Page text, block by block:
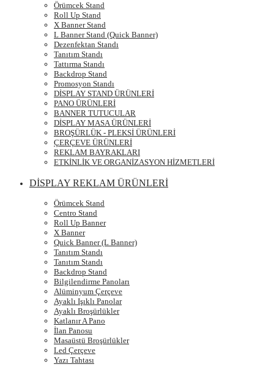
Örümcek Stand
Roll Up Stand
X Banner Stand
L Banner Stand (Quick Banner)
Dezenfektan Standı
Tanıtım Standı
Tattırma Standı
Backdrop Stand
Promosyon Standı
DİSPLAY STAND ÜRÜNLERİ
PANO ÜRÜNLERİ
BANNER TUTUCULAR
DİSPLAY MASA ÜRÜNLERİ
BROŞÜRLÜK - PLEKSİ ÜRÜNLERİ
ÇERÇEVE ÜRÜNLERİ
REKLAM BAYRAKLARI
ETKİNLİK VE ORGANİZASYON HİZMETLERİ
DİSPLAY REKLAM ÜRÜNLERİ
Örümcek Stand
Centro Stand
Roll Up Banner
X Banner
Quick Banner (L Banner)
Tanıtım Standı
Tanıtım Standı
Backdrop Stand
Bilgilendirme Panoları
Alüminyum Çerçeve
Ayaklı Işıklı Panolar
Ayaklı Broşürlükler
Katlanır A Pano
İlan Panosu
Masaüstü Broşürlükler
Led Çerçeve
Yazı Tahtası